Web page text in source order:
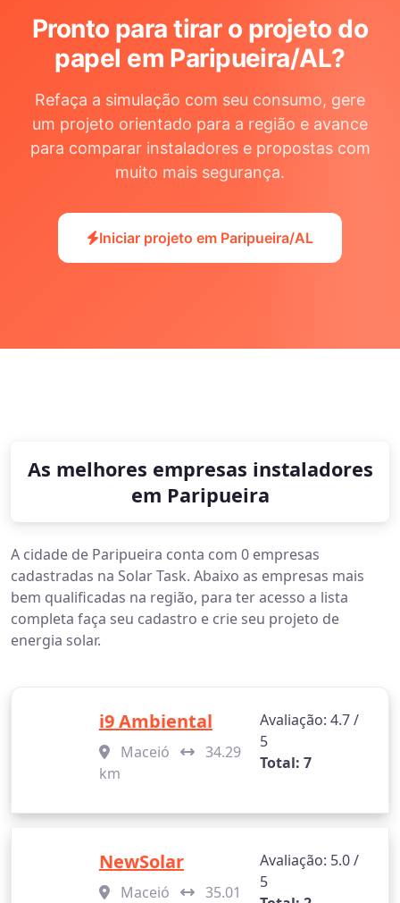
Pronto para tirar o projeto do
papel em Paripueira/AL?
Refaça a simulação com seu consumo, gere
um projeto orientado para a região e avance
para comparar instaladores e propostas com
muito mais segurança.
Iniciar projeto em Paripueira/AL
As melhores empresas instaladores
em Paripueira
A cidade de Paripueira conta com 0 empresas
cadastradas na Solar Task. Abaixo as empresas mais
bem qualificadas na região, para ter acesso a lista
completa faça seu cadastro e crie seu projeto de
energia solar.
i9 Ambiental
Maceió
34.29
km
Avaliação: 4.7 /
5
Total: 7
NewSolar
Maceió 35.01
Avaliação: 5.0 /
5